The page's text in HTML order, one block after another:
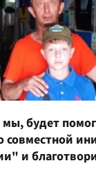
будет
совместной
и